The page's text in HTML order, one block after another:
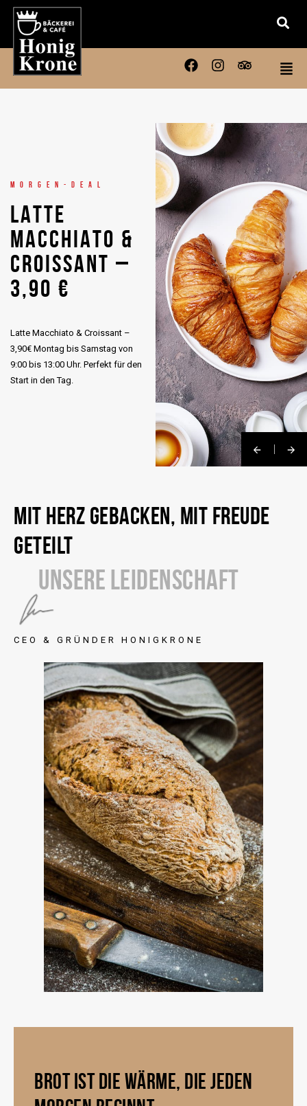
MORGEN-DEAL
LATTE
MACCHIATO &
CROISSANT –
3,90 €
Latte Macchiato & Croissant –
3,90€ Montag bis Samstag von
9:00 bis 13:00 Uhr. Perfekt für den
Start in den Tag.
MIT HERZ GEBACKEN, MIT FREUDE
GETEILT
CEO & GRÜNDER HONIGKRONE
UNSERE LEIDENSCHAFT
BROT IST DIE WÄRME, DIE JEDEN